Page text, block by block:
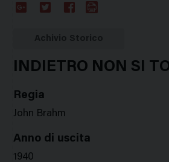
INDIETRO NON SI
Regia
John Brahm
Anno di uscita
1940